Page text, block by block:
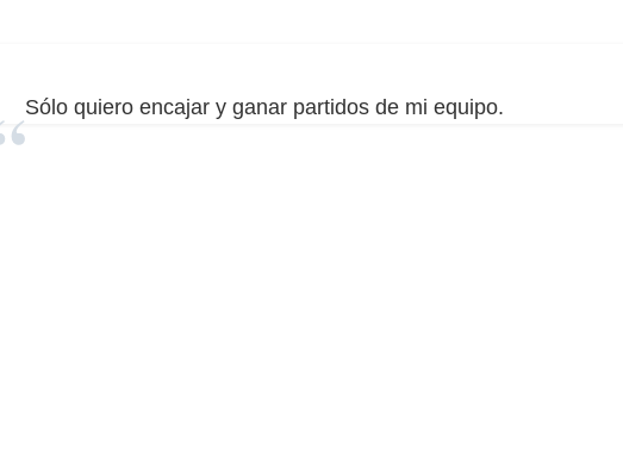
Sólo quiero encajar y ganar partidos de mi equipo.